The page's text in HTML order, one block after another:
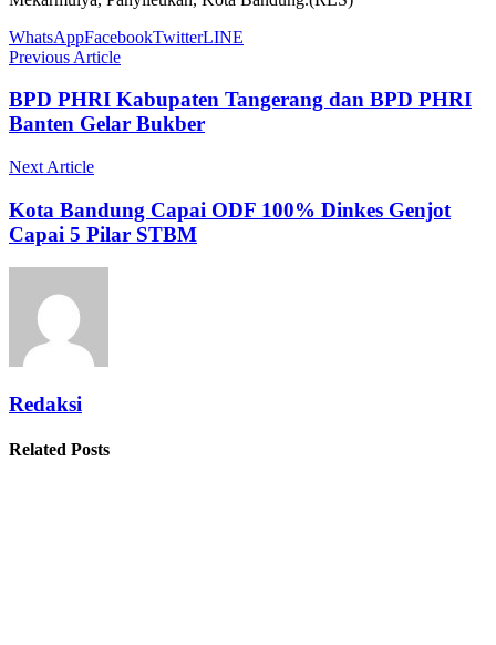
WhatsAppFacebookTwitterLINE
Previous Article
BPD PHRI Kabupaten Tangerang dan BPD PHRI
Banten Gelar Bukber
Next Article
Kota Bandung Capai ODF 100% Dinkes Genjot
Capai 5 Pilar STBM
Redaksi
Related Posts